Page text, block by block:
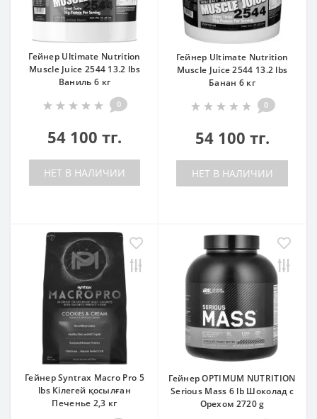
Гейнер Ultimate Nutrition
Muscle Juice 2544 13.2 lbs
Ваниль 6 кг
0
54 100 тг.
НЕТ В НАЛИЧИИ
Гейнер Ultimate Nutrition
Muscle Juice 2544 13.2 lbs
Банан 6 кг
0
54 100 тг.
НЕТ В НАЛИЧИИ
Гейнер Syntrax Macro Pro 5
lbs Кілегей қосылған
Печенье 2,3 кг
Гейнер OPTIMUM NUTRITION
Serious Mass 6 lb Шоколад с
Орехом 2720 g